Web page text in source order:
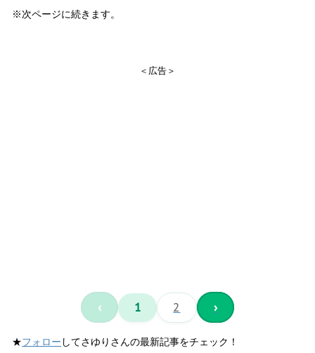
※次ページに続きます。
＜広告＞
‹ 1 2 ›
★フォロー してさゆりさんの最新記事をチェック！